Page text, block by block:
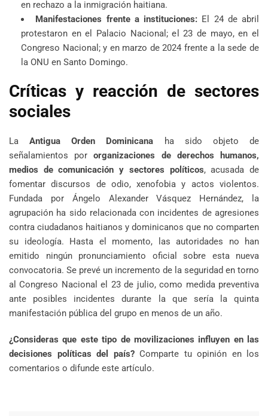
en rechazo a la inmigración haitiana.
Manifestaciones frente a instituciones: El 24 de abril
protestaron en el Palacio Nacional; el 23 de mayo, en el
Congreso Nacional; y en marzo de 2024 frente a la sede de
la ONU en Santo Domingo.
Críticas y reacción de sectores
sociales
LaAntigua Orden Dominicana ha sido objeto de
señalamientos pororganizaciones de derechos humanos,
medios de comunicación y sectores políticos, acusada de
fomentar discursos de odio, xenofobia y actos violentos.
Fundada por Ángelo Alexander Vásquez Hernández, la
agrupación ha sido relacionada con incidentes de agresiones
contra ciudadanos haitianos y dominicanos que no comparten
su ideología. Hasta el momento, las autoridades no han
emitido ningún pronunciamiento oficial sobre esta nueva
convocatoria. Se prevé un incremento de la seguridad en torno
al Congreso Nacional el 23 de julio, como medida preventiva
ante posibles incidentes durante la que sería la quinta
manifestación pública del grupo en menos de un año.
¿Consideras que este tipo de movilizaciones influyen en las
decisiones políticas del país?Comparte tu opinión en los
comentarios o difunde este artículo.